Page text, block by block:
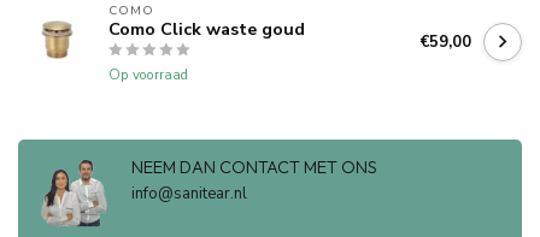
COMO
Como Click waste goud
Op voorraad
€59,00
NEEM DAN CONTACT MET ONS
info@sanitear.nl